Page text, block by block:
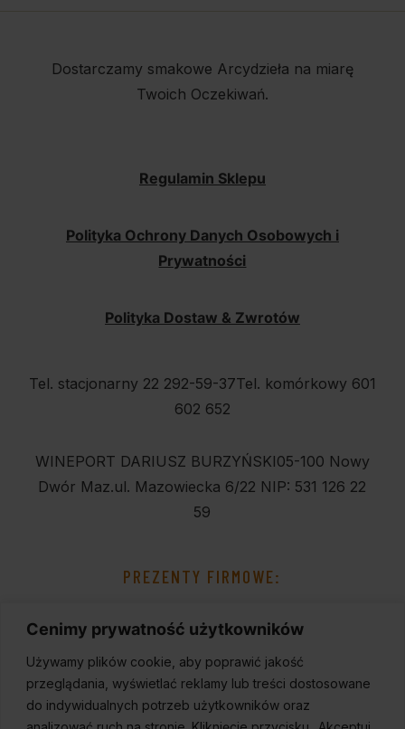
Cenimy prywatność użytkowników
Używamy plików cookie, aby poprawić jakość
przeglądania, wyświetlać reklamy lub treści dostosowane
do indywidualnych potrzeb użytkowników oraz
Dostarczamy smakowe Arcydzieła na miarę
Twoich Oczekiwań.
Regulamin Sklepu
Polityka Ochrony Danych Osobowych i
Prywatności
Polityka Dostaw & Zwrotów
Tel. stacjonarny 22 292-59-37Tel. komórkowy 601
602 652
WINEPORT DARIUSZ BURZYŃSKI05-100 Nowy
Dwór Maz.ul. Mazowiecka 6/22 NIP: 531 126 22
59
PREZENTY FIRMOWE: